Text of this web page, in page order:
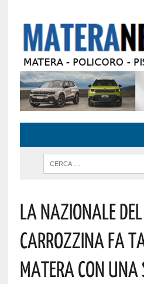
La Nazionale
Carrozzina Fa
Matera Con Una